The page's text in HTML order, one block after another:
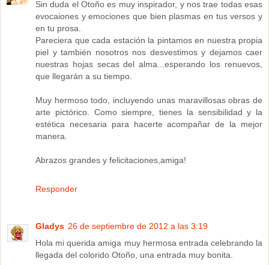
Sin duda el Otoño es muy inspirador, y nos trae todas esas
evocaiones y emociones que bien plasmas en tus versos y
en tu prosa.
Pareciera que cada estación la pintamos en nuestra propia
piel y también nosotros nos desvestimos y dejamos caer
nuestras hojas secas del alma...esperando los renuevos,
que llegarán a su tiempo.
Muy hermoso todo, incluyendo unas maravillosas obras de
arte pictórico. Como siempre, tienes la sensibilidad y la
estética necesaria para hacerte acompañar de la mejor
manera.
Abrazos grandes y felicitaciones,amiga!
Responder
Gladys 26 de septiembre de 2012 a las 3:19
Hola mi querida amiga muy hermosa entrada celebrando la
llegada del colorido Otoño, una entrada muy bonita.